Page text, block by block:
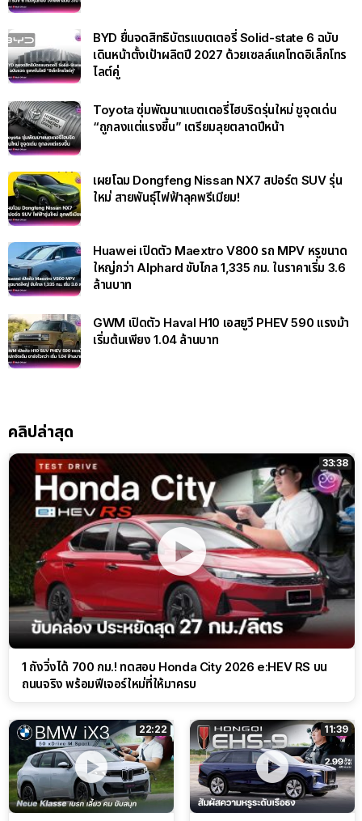
BYD ยื่นจดสิทธิบัตรแบตเตอรี่ Solid-state 6 ฉบับ
เดินหน้าตั้งเป้าผลิตปี 2027 ด้วยเซลล์แคโทดอิเล็กโทร
ไลต์คู่
Toyota ซุ่มพัฒนาแบตเตอรี่ไฮบริดรุ่นใหม่ ชูจุดเด่น
“ถูกลงแต่แรงขึ้น” เตรียมลุยตลาดปีหน้า
เผยโฉม Dongfeng Nissan NX7 สปอร์ต SUV รุ่น
ใหม่ สายพันธุ์ไฟฟ้าลุคพรีเมียม!
Huawei เปิดตัว Maextro V800 รถ MPV หรูขนาด
ใหญ่กว่า Alphard ขับไกล 1,335 กม. ในราคาเริ่ม 3.6
ล้านบาท
GWM เปิดตัว Haval H10 เอสยูวี PHEV 590 แรงม้า
เริ่มต้นเพียง 1.04 ล้านบาท
คลิปล่าสุด
33:38
1 ถังวิ่งได้ 700 กม.! ทดสอบ Honda City 2026 e:HEV RS บน
ถนนจริง พร้อมฟีเจอร์ใหม่ที่ให้มาครบ
22:22 11:39